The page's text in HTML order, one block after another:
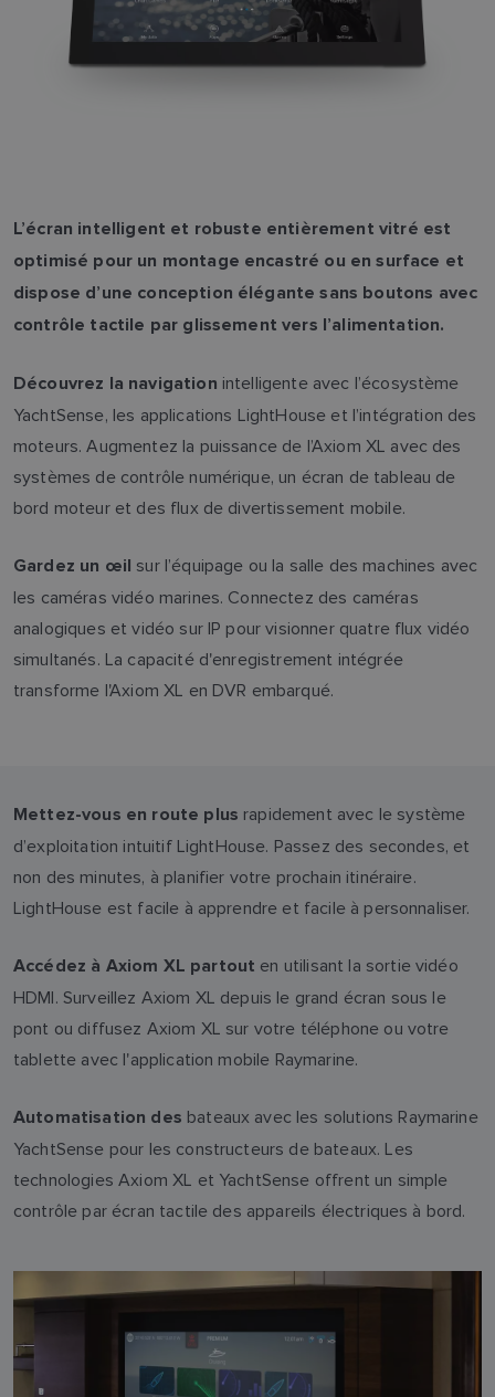
L’écran intelligent et robuste entièrement vitré est
optimisé pour un montage encastré ou en surface et
dispose d’une conception élégante sans boutons avec
contrôle tactile par glissement vers l’alimentation.
Découvrez la navigation intelligente avec l’écosystème
YachtSense, les applications LightHouse et l’intégration des
moteurs. Augmentez la puissance de l’Axiom XL avec des
systèmes de contrôle numérique, un écran de tableau de
bord moteur et des flux de divertissement mobile.
Gardez un œil sur l’équipage ou la salle des machines avec
les caméras vidéo marines. Connectez des caméras
analogiques et vidéo sur IP pour visionner quatre flux vidéo
simultanés. La capacité d'enregistrement intégrée
transforme l'Axiom XL en DVR embarqué.
Mettez-vous en route plus rapidement avec le système
d’exploitation intuitif LightHouse. Passez des secondes, et
non des minutes, à planifier votre prochain itinéraire.
LightHouse est facile à apprendre et facile à personnaliser.
Accédez à Axiom XL partout en utilisant la sortie vidéo
HDMI. Surveillez Axiom XL depuis le grand écran sous le
pont ou diffusez Axiom XL sur votre téléphone ou votre
tablette avec l'application mobile Raymarine.
Automatisation des bateaux avec les solutions Raymarine
YachtSense pour les constructeurs de bateaux. Les
technologies Axiom XL et YachtSense offrent un simple
contrôle par écran tactile des appareils électriques à bord.